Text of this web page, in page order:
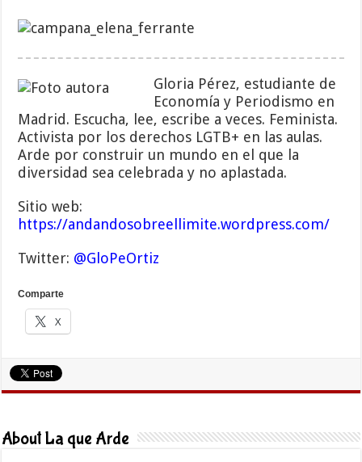
Gloria Pérez, estudiante de
Economía y Periodismo en
Madrid. Escucha, lee, escribe a veces. Feminista.
Activista por los derechos LGTB+ en las aulas.
Arde por construir un mundo en el que la
diversidad sea celebrada y no aplastada.
Sitio web:
https://andandosobreellimite.wordpress.com/
Twitter: @GloPeOrtiz
Comparte
X
About La que Arde